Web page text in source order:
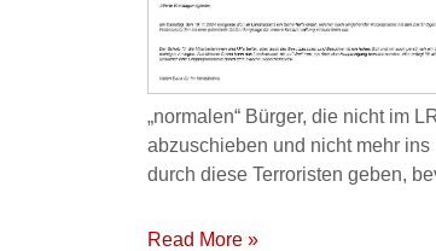
„normalen“ Bürger, die nicht im
abzuschieben und nicht mehr
durch diese Terroristen geben,
Read More »